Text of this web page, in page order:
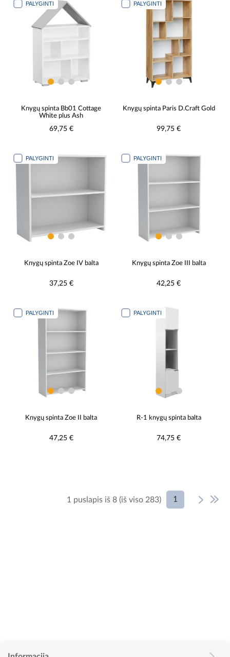
PALYGINTI
Knygų spinta Bb01 Cottage
White plus Ash
69,75 €
PALYGINTI
Knygų spinta Paris D.Craft Gold
99,75 €
PALYGINTI
Knygų spinta Zoe IV balta
37,25 €
PALYGINTI
Knygų spinta Zoe III balta
42,25 €
PALYGINTI
Knygų spinta Zoe II balta
47,25 €
PALYGINTI
R-1 knygų spinta balta
74,75 €
1 puslapis iš 8 (iš viso 283) 1